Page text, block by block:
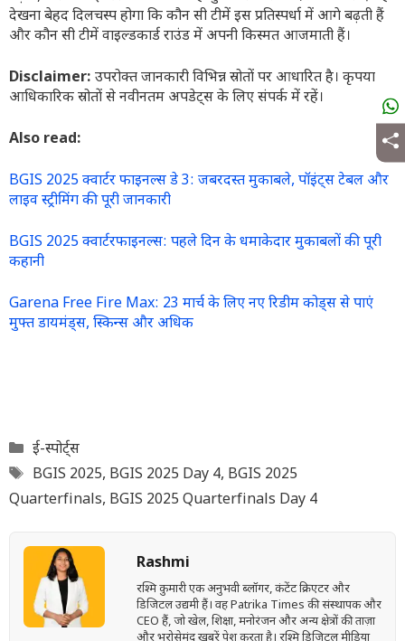
देखना बेहद दिलचस्प होगा कि कौन सी टीमें इस प्रतिस्पर्धा में आगे बढ़ती हैं
और कौन सी टीमें वाइल्डकार्ड राउंड में अपनी किस्मत आजमाती हैं।
Disclaimer: उपरोक्त जानकारी विभिन्न स्रोतों पर आधारित है। कृपया
आधिकारिक स्रोतों से नवीनतम अपडेट्स के लिए संपर्क में रहें।
Also read:
BGIS 2025 क्वार्टर फाइनल्स डे 3: जबरदस्त मुकाबले, पॉइंट्स टेबल और
लाइव स्ट्रीमिंग की पूरी जानकारी
BGIS 2025 क्वार्टरफाइनल्स: पहले दिन के धमाकेदार मुकाबलों की पूरी
कहानी
Garena Free Fire Max: 23 मार्च के लिए नए रिडीम कोड्स से पाएं
मुफ्त डायमंड्स, स्किन्स और अधिक
Categories
ई-स्पोर्ट्स
Tags
BGIS 2025, BGIS 2025 Day 4, BGIS 2025
Quarterfinals, BGIS 2025 Quarterfinals Day 4
Rashmi
रश्मि कुमारी एक अनुभवी ब्लॉगर, कंटेंट क्रिएटर और
डिजिटल उद्यमी हैं। वह Patrika Times की संस्थापक और
CEO हैं, जो खेल, शिक्षा, मनोरंजन और अन्य क्षेत्रों की ताज़ा
और भरोसेमंद खबरें पेश करता है। रश्मि डिजिटल मीडिया